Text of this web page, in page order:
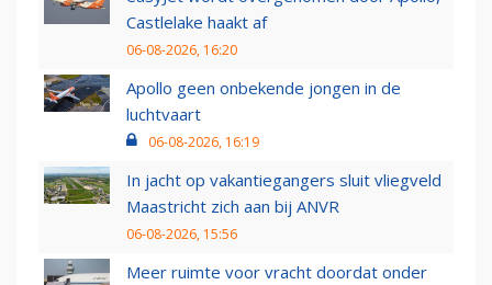
Castlelake haakt af
06-08-2026, 16:20
Apollo geen onbekende jongen in de
luchtvaart
06-08-2026, 16:19
In jacht op vakantiegangers sluit vliegveld
Maastricht zich aan bij ANVR
06-08-2026, 15:56
Meer ruimte voor vracht doordat onder